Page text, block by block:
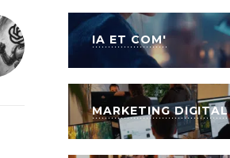
IA ET COM'
MARKETING DIGITAL